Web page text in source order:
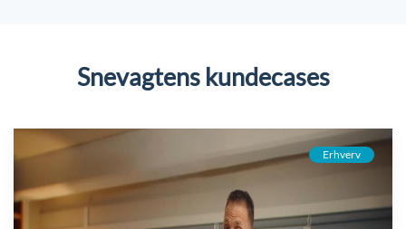
Snevagtens kundecases
Erhverv